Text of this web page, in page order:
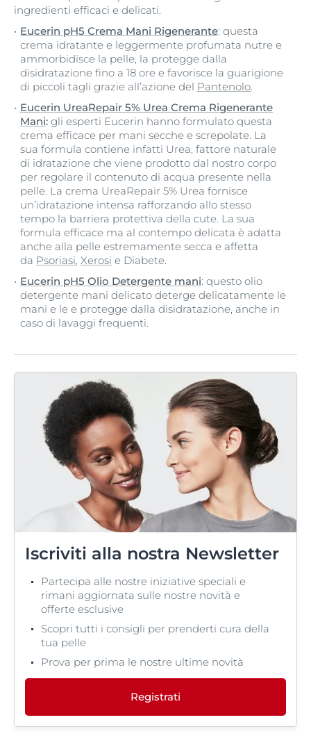
ingredienti efficaci e delicati.
Eucerin pH5 Crema Mani Rigenerante: questa
crema idratante e leggermente profumata nutre e
ammorbidisce la pelle, la protegge dalla
disidratazione fino a 18 ore e favorisce la guarigione
di piccoli tagli grazie all’azione del Pantenolo.
Eucerin UreaRepair 5% Urea Crema Rigenerante
Mani: gli esperti Eucerin hanno formulato questa
crema efficace per mani secche e screpolate. La
sua formula contiene infatti Urea, fattore naturale
di idratazione che viene prodotto dal nostro corpo
per regolare il contenuto di acqua presente nella
pelle. La crema UreaRepair 5% Urea fornisce
un’idratazione intensa rafforzando allo stesso
tempo la barriera protettiva della cute. La sua
formula efficace ma al contempo delicata è adatta
anche alla pelle estremamente secca e affetta
da Psoriasi, Xerosi e Diabete.
Eucerin pH5 Olio Detergente mani: questo olio
detergente mani delicato deterge delicatamente le
mani e le e protegge dalla disidratazione, anche in
caso di lavaggi frequenti.
Iscriviti alla nostra Newsletter
Partecipa alle nostre iniziative speciali e
rimani aggiornata sulle nostre novità e
offerte esclusive
Scopri tutti i consigli per prenderti cura della
tua pelle
Prova per prima le nostre ultime novità
Registrati